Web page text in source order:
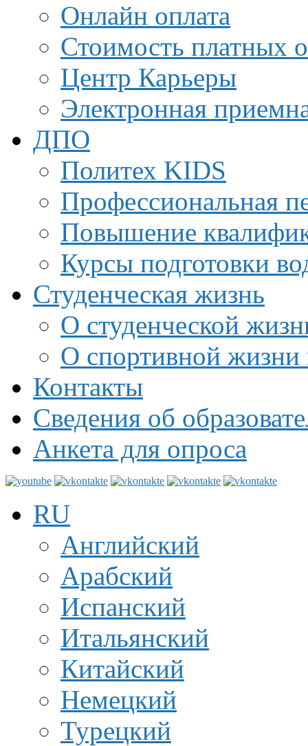
Онлайн оплата
Стоимость платных
Центр Карьеры
Электронная
ДПО
Политех KIDS
Профессиональная
Повышение
Курсы подготовки
Студенческая жизнь
О студенческой
О спортивной жизни
Контакты
Сведения об
Анкета для опроса
RU
Английский
Арабский
Испанский
Итальянский
Китайский
Немецкий
Турецкий